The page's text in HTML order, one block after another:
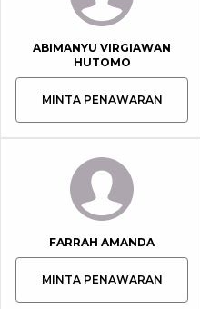
ABIMANYU VIRGIAWAN
HUTOMO
MINTA PENAWARAN
FARRAH AMANDA
MINTA PENAWARAN